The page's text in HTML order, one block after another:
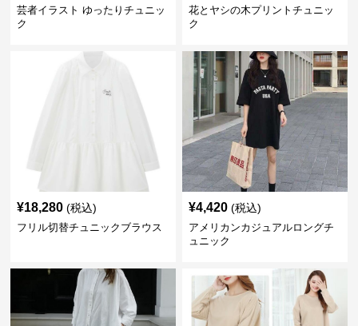
芸者イラスト ゆったりチュニッ
ク
花とヤシの木プリントチュニッ
ク
¥18,280 (税込)
フリル切替チュニックブラウス
¥4,420 (税込)
アメリカンカジュアルロングチ
ュニック